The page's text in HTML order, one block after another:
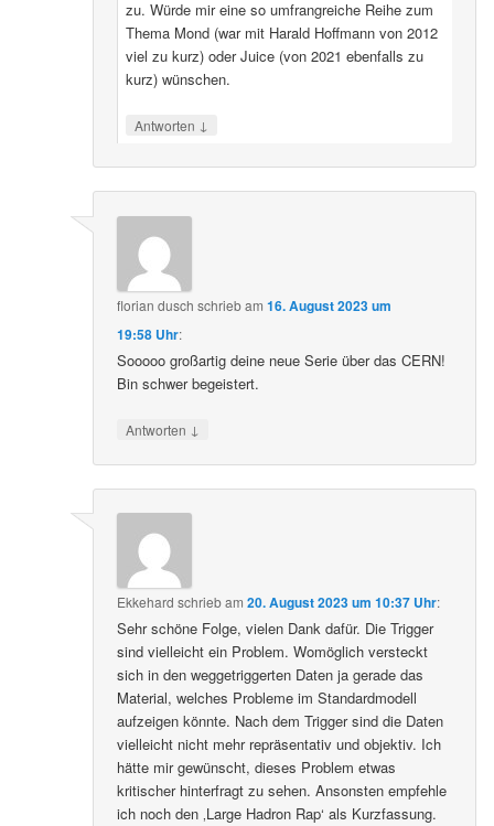
zu. Würde mir eine so umfrangreiche Reihe zum
Thema Mond (war mit Harald Hoffmann von 2012
viel zu kurz) oder Juice (von 2021 ebenfalls zu
kurz) wünschen.
Antworten ↓
florian dusch schriebam16. August 2023 um
19:58 Uhr:
Sooooo großartig deine neue Serie über das CERN!
Bin schwer begeistert.
Antworten ↓
Ekkehard schriebam20. August 2023 um 10:37 Uhr:
Sehr schöne Folge, vielen Dank dafür. Die Trigger
sind vielleicht ein Problem. Womöglich versteckt
sich in den weggetriggerten Daten ja gerade das
Material, welches Probleme im Standardmodell
aufzeigen könnte. Nach dem Trigger sind die Daten
vielleicht nicht mehr repräsentativ und objektiv. Ich
hätte mir gewünscht, dieses Problem etwas
kritischer hinterfragt zu sehen. Ansonsten empfehle
ich noch den ‚Large Hadron Rap‘ als Kurzfassung.